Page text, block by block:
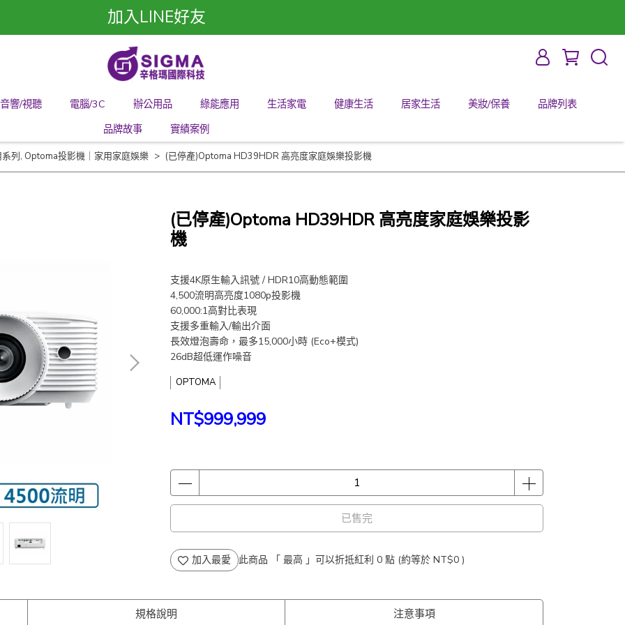
加入LINE好友
音響/視聽 電腦/3C 辦公用品 綠能應用 生活家電 健康生活 居家生活 美妝/保養
品牌列表
品牌故事
實績案例
列, Optoma投影機｜家用家庭娛樂 (已停產)Optoma HD39HDR 高亮度家庭娛樂投影機
(已停產)Optoma HD39HDR 高亮度家庭娛樂投影
機
支援4K原生輸入訊號 / HDR10高動態範圍
4,500流明高亮度1080p投影機
60,000:1高對比表現
支援多重輸入/輸出介面
長效燈泡壽命，最多15,000小時 (Eco+模式)
26dB超低運作噪音
OPTOMA
NT$999,999
已售完
加入最愛 此商品 「 最高 」可以折抵紅利 0 點 (約等於 NT$0 )
規格說明 注意事項